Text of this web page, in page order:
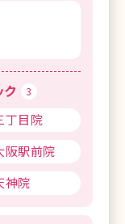
3
丁目院
駅前院
神院